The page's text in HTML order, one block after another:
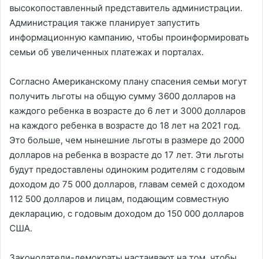
высокопоставленный представитель администрации.
Администрация также планирует запустить
информационную кампанию, чтобы проинформировать
семьи об увеличенных платежах и порталах.
Согласно Американскому плану спасения семьи могут
получить льготы на общую сумму 3600 долларов на
каждого ребенка в возрасте до 6 лет и 3000 долларов
на каждого ребенка в возрасте до 18 лет на 2021 год.
Это больше, чем нынешние льготы в размере до 2000
долларов на ребенка в возрасте до 17 лет. Эти льготы
будут предоставлены одиноким родителям с годовым
доходом до 75 000 долларов, главам семей с доходом
112 500 долларов и лицам, подающим совместную
декларацию, с годовым доходом до 150 000 долларов
США.